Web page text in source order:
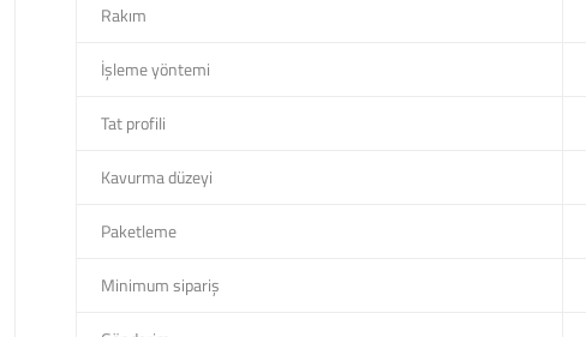
Rakım
İşleme yöntemi
Tat profili
Kavurma düzeyi
Paketleme
Minimum sipariş